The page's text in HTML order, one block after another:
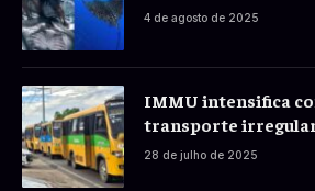
4 de agosto de 2025
IMMU intensifica
transporte irregular
28 de julho de 2025